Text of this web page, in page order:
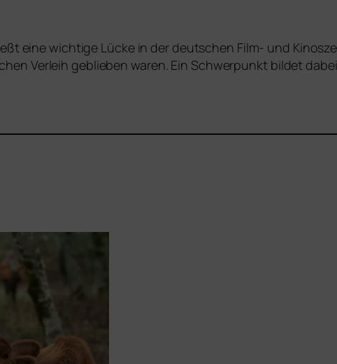
eine wich­ti­ge Lücke in der deut­schen Film- und
Verleih geblie­ben waren. Ein Schwerpunkt bil­det dabei